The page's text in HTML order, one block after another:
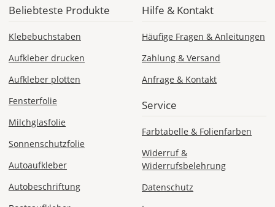
Fr., 21.08.
1,99 EUR
Produktionsaufschlag
EUR
Priority
Deutschland
Beliebteste Produkte
Klebebuchstaben
Aufkleber drucken
Aufkleber plotten
Fensterfolie
Milchglasfolie
Sonnenschutzfolie
Autoaufkleber
Autobeschriftung
Hilfe & Kontakt
Häufige Fragen & Anleitungen
Zahlung & Versand
Anfrage & Kontakt
Service
Farbtabelle & Folienfarben
Widerruf &
Widerrufsbelehrung
Datenschutz